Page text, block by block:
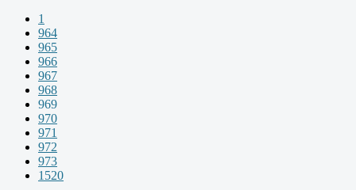
1
964
965
966
967
968
969
970
971
972
973
1520